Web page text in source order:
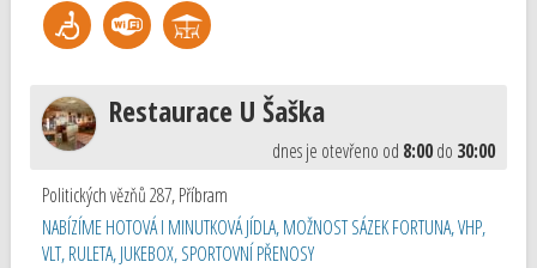
Restaurace U Šaška
dnes je otevřeno od 8:00do 30:00
Politických vězňů 287,Příbram
NABÍZÍME HOTOVÁ I MINUTKOVÁ JÍDLA, MOŽNOST SÁZEK FORTUNA, VHP,
VLT, RULETA, JUKEBOX, SPORTOVNÍ PŘENOSY